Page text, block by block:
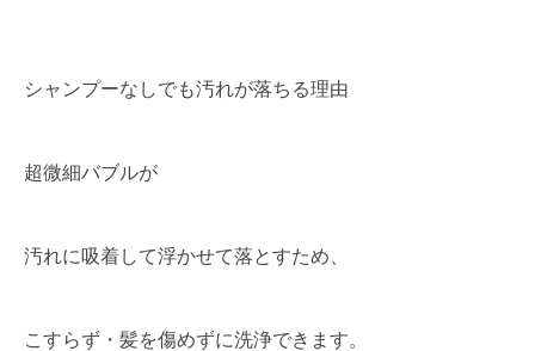
シャンプーなしでも汚れが落ちる理由
超微細バブルが
汚れに吸着して浮かせて落とすため、
こすらず・髪を傷めずに洗浄できます。